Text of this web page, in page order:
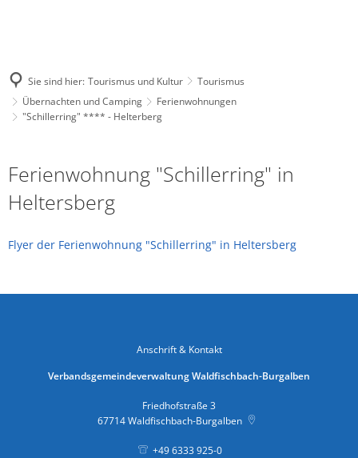
Sie sind hier: Tourismus und Kultur
Tourismus
Übernachten und Camping
Ferienwohnungen
"Schillerring" **** - Helterberg
****
Helterberg
Ferienwohnung "Schillerring" in
Heltersberg
Flyer der Ferienwohnung "Schillerring" in Heltersberg
Anschrift & Kontakt
Verbandsgemeindeverwaltung Waldfischbach-Burgalben
Friedhofstraße 3
67714 Waldfischbach-Burgalben
+49 6333 925-0